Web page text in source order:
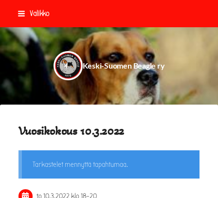
Siirry
sisältöön
Valikko
Keski-Suomen Beagle ry
Vuosikokous 10.3.2022
Tarkastelet mennyttä tapahtumaa.
to 10.3.2022 klo 18–20